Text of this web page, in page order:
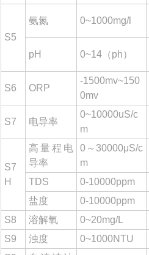
S5
氨氮 0~1000mg/l
pH
0~14（ph）
S6 ORP
-1500mv~150
0mv
S7 电导率
0~10000uS/c
m
S7
H
高量程电
导率
0～30000μS/c
m
TDS 0-10000ppm
盐度
0-10000ppm
S8
溶解氧 0~20mg/L
S9
浊度 0~1000NTU